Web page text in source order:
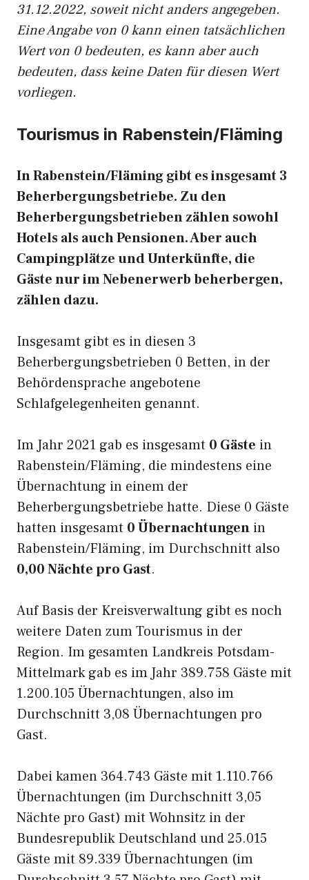
31.12.2022, soweit nicht anders angegeben.
Eine Angabe von 0 kann einen tatsächlichen
Wert von 0 bedeuten, es kann aber auch
bedeuten, dass keine Daten für diesen Wert
vorliegen.
Tourismus in Rabenstein/Fläming
In Rabenstein/Fläming gibt es insgesamt 3
Beherbergungsbetriebe. Zu den
Beherbergungsbetrieben zählen sowohl
Hotels als auch Pensionen. Aber auch
Campingplätze und Unterkünfte, die
Gäste nur im Nebenerwerb beherbergen,
zählen dazu.
Insgesamt gibt es in diesen 3
Beherbergungsbetrieben 0 Betten, in der
Behördensprache angebotene
Schlafgelegenheiten genannt.
Im Jahr 2021 gab es insgesamt 0 Gäste in
Rabenstein/Fläming, die mindestens eine
Übernachtung in einem der
Beherbergungsbetriebe hatte. Diese 0 Gäste
hatten insgesamt 0 Übernachtungen in
Rabenstein/Fläming, im Durchschnitt also
0,00 Nächte pro Gast.
Auf Basis der Kreisverwaltung gibt es noch
weitere Daten zum Tourismus in der
Region. Im gesamten Landkreis Potsdam-
Mittelmark gab es im Jahr 389.758 Gäste mit
1.200.105 Übernachtungen, also im
Durchschnitt 3,08 Übernachtungen pro
Gast.
Dabei kamen 364.743 Gäste mit 1.110.766
Übernachtungen (im Durchschnitt 3,05
Nächte pro Gast) mit Wohnsitz in der
Bundesrepublik Deutschland und 25.015
Gäste mit 89.339 Übernachtungen (im